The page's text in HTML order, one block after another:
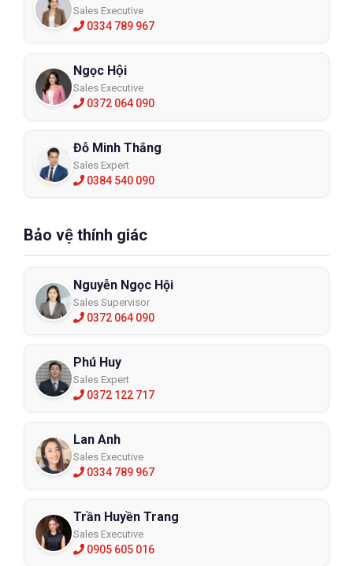
Sales Executive
0334 789 967
Ngọc Hội
Sales Executive
0372 064 090
Đỗ Minh Thắng
Sales Expert
0384 540 090
Bảo vệ thính giác
Nguyễn Ngọc Hội
Sales Supervisor
0372 064 090
Phú Huy
Sales Expert
0372 122 717
Lan Anh
Sales Executive
0334 789 967
Trần Huyền Trang
Sales Executive
0905 605 016